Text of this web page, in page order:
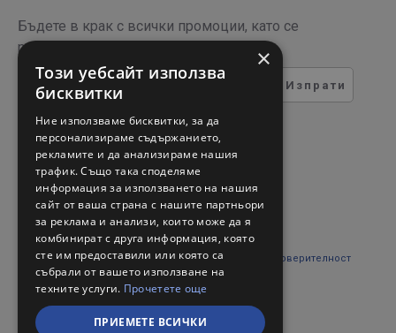
Бъдете в крак с всички промоции, като се
регистрирате за нашия бюлетин
Изпрати
ТЕСТ ЗА СИГУРНОСТ
Въведете кода в полето
отдолу
Прочетох и съм съгласен с Правни въпроси и поверителност
×
Този уебсайт използва
бисквитки
Ние използваме бисквитки, за да
персонализираме съдържанието,
рекламите и да анализираме нашия
трафик. Също така споделяме
информация за използването на нашия
сайт от ваша страна с нашите партньори
за реклама и анализи, които може да я
комбинират с друга информация, която
сте им предоставили или която са
събрали от вашето използване на
техните услуги. Прочетете още
ПРИЕМЕТЕ ВСИЧКИ